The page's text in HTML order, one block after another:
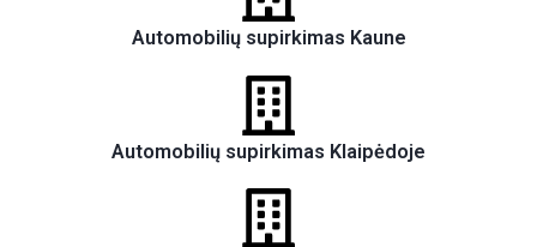
Automobilių supirkimas Kaune
Automobilių supirkimas Klaipėdoje